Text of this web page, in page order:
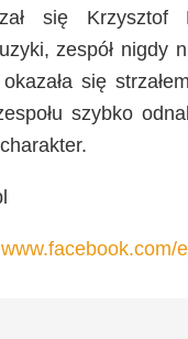
się Krzysztof
zespół nigdy
się
szybko
www.facebook.com/